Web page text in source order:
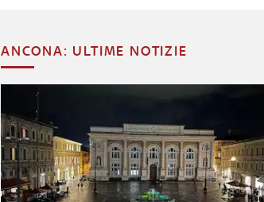
ANCONA: ULTIME NOTIZIE